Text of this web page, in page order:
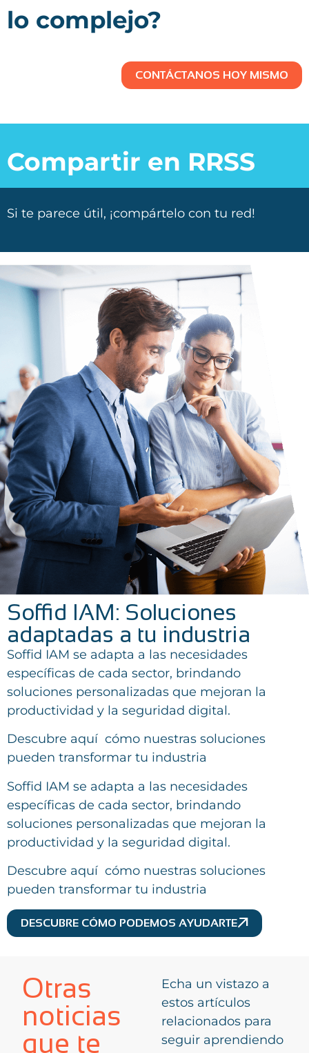
lo complejo?
CONTÁCTANOS HOY MISMO
Compartir en RRSS
Si te parece útil, ¡compártelo con tu red!
Soffid IAM: Soluciones
adaptadas a tu industria
Soffid IAM se adapta a las necesidades
específicas de cada sector, brindando
soluciones personalizadas que mejoran la
productividad y la seguridad digital.
Descubre aquí cómo nuestras soluciones
pueden transformar tu industria
Soffid IAM se adapta a las necesidades
específicas de cada sector, brindando
soluciones personalizadas que mejoran la
productividad y la seguridad digital.
Descubre aquí cómo nuestras soluciones
pueden transformar tu industria
DESCUBRE CÓMO PODEMOS AYUDARTE
Otras
noticias
que te
Echa un vistazo a
estos artículos
relacionados para
seguir aprendiendo